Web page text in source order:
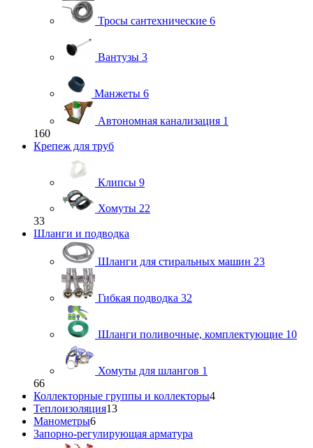
Тросы сантехнические 6
Вантузы 3
Манжеты 6
Автономная канализация 1
160
Крепеж для труб
Клипсы 9
Хомуты 22
33
Шланги и подводка
Шланги для стиральных машин 23
Гибкая подводка 32
Шланги поливочные, комплектующие 10
Хомуты для шлангов 1
66
Коллекторные группы и коллекторы4
Теплоизоляция13
Манометры6
Запорно-регулирующая арматура